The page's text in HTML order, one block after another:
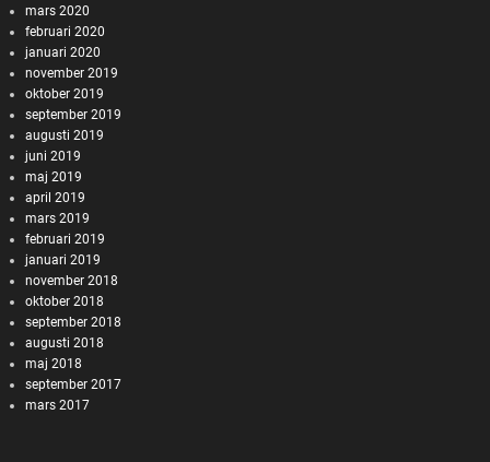
mars 2020
februari 2020
januari 2020
november 2019
oktober 2019
september 2019
augusti 2019
juni 2019
maj 2019
april 2019
mars 2019
februari 2019
januari 2019
november 2018
oktober 2018
september 2018
augusti 2018
maj 2018
september 2017
mars 2017